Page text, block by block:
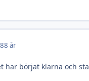
8 år
har börjat klarna och